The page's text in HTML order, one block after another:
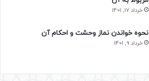
خرداد 17, 1401
نحوه خواندن نماز وحشت و احکام آن
خرداد 9, 1401